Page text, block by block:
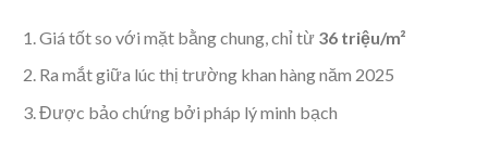
Giá tốt so với mặt bằng chung, chỉ từ 36 triệu/m²
Ra mắt giữa lúc thị trường khan hàng năm 2025
Được bảo chứng bởi pháp lý minh bạch